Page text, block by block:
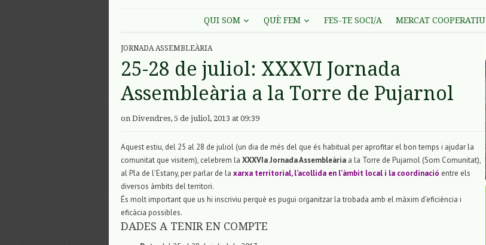
QUI SOM QUÈ FEM FES-TE SOCI/A MERCAT COOPERATIU
JORNADA ASSEMBLEÀRIA
25-28 de juliol: XXXVI Jornada
Assembleària a la Torre de Pujarnol
on Divendres, 5 de juliol, 2013 at 09:39
Aquest estiu, del 25 al 28 de juliol (un dia de més del que és habitual per aprofitar el bon temps i ajudar la
comunitat que visitem), celebrem la XXXVIa Jornada Assembleària a la Torre de Pujarnol (Som Comunitat),
al Pla de l’Estany, per parlar de la xarxa territorial, l’acollida en l’àmbit local i la coordinació entre els
diversos àmbits del territori.
És molt important que us hi inscriviu perquè es pugui organitzar la trobada amb el màxim d’eficiència i
eficàcia possibles.
DADES A TENIR EN COMPTE